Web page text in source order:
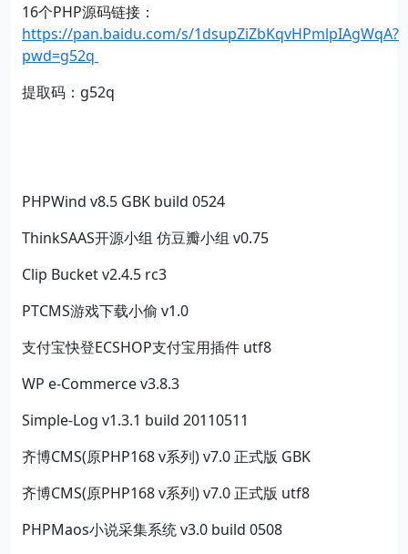
16个PHP源码链接：
https://pan.baidu.com/s/1dsupZiZbKqvHPmlpIAgWqA?
pwd=g52q
提取码：g52q
PHPWind v8.5 GBK build 0524
ThinkSAAS开源小组 仿豆瓣小组 v0.75
Clip Bucket v2.4.5 rc3
PTCMS游戏下载小偷 v1.0
支付宝快登ECSHOP支付宝用插件 utf8
WP e-Commerce v3.8.3
Simple-Log v1.3.1 build 20110511
齐博CMS(原PHP168 v系列) v7.0 正式版 GBK
齐博CMS(原PHP168 v系列) v7.0 正式版 utf8
PHPMaos小说采集系统 v3.0 build 0508